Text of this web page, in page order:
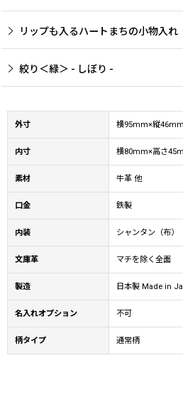
リップも入るハートまちの小物入れ
絞り＜緑＞ - しぼり -
外寸 横95mm×縦46mm
内寸 横80mm×高さ
素材 牛革 他
口金 鉄製
内装 シャンタン（布）
文庫革 マチを除く全面
製造 日本製 Made in
名入れオプション 不可
柄タイプ 通常柄